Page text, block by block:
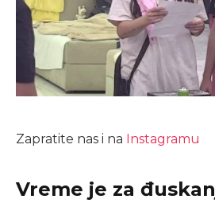
Zapratite nas i na Instagramu
Vreme je za